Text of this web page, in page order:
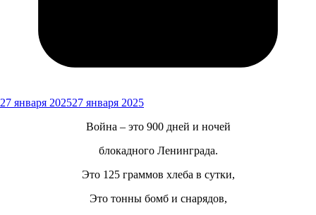
27 января 202527 января 2025
Война – это 900 дней и ночей
блокадного Ленинграда.
Это 125 граммов хлеба в сутки,
Это тонны бомб и снарядов,